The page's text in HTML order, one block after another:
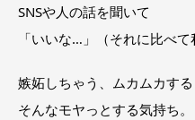
SNSや人の話を聞いて
「いいな…」（それに比べて
嫉妬しちゃう、ムカムカする
そんなモヤっとする気持ち。